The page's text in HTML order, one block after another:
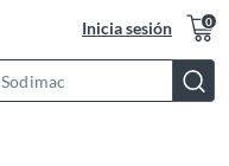
Inicia sesión 0
Bar